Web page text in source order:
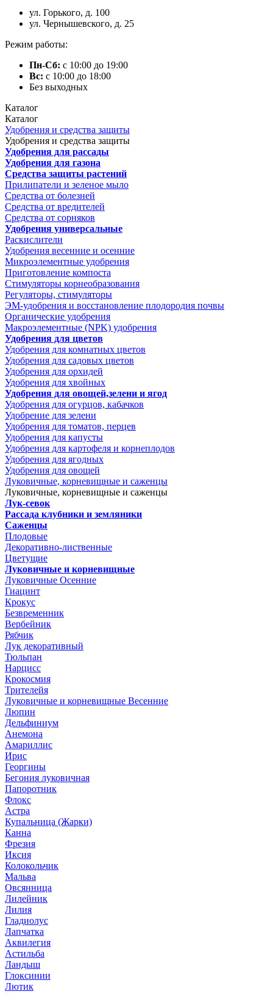
ул. Горького, д. 100
ул. Чернышевского, д. 25
Режим работы:
Пн-Сб: с 10:00 до 19:00
Вс: с 10:00 до 18:00
Без выходных
Каталог
Каталог
Удобрения и средства защиты
Удобрения и средства защиты
Удобрения для рассады
Удобрения для газона
Средства защиты растений
Прилипатели и зеленое мыло
Средства от болезней
Средства от вредителей
Средства от сорняков
Удобрения универсальные
Раскислители
Удобрения весенние и осенние
Микроэлементные удобрения
Приготовление компоста
Стимуляторы корнеобразования
Регуляторы, стимуляторы
ЭМ-удобрения и восстановление плодородия почвы
Органические удобрения
Макроэлементные (NPK) удобрения
Удобрения для цветов
Удобрения для комнатных цветов
Удобрения для садовых цветов
Удобрения для орхидей
Удобрения для хвойных
Удобрения для овощей,зелени и ягод
Удобрения для огурцов, кабачков
Удобрение для зелени
Удобрения для томатов, перцев
Удобрения для капусты
Удобрения для картофеля и корнеплодов
Удобрения для ягодных
Удобрения для овощей
Луковичные, корневищные и саженцы
Луковичные, корневищные и саженцы
Лук-севок
Рассада клубники и земляники
Саженцы
Плодовые
Декоративно-лиственные
Цветущие
Луковичные и корневищные
Луковичные Осенние
Гиацинт
Крокус
Безвременник
Вербейник
Рябчик
Лук декоративный
Тюльпан
Нарцисс
Крокосмия
Трителейя
Луковичные и корневищные Весенние
Люпин
Дельфиниум
Анемона
Амариллис
Ирис
Георгины
Бегония луковичная
Папоротник
Флокс
Астра
Купальница (Жарки)
Канна
Фрезия
Иксия
Колокольчик
Мальва
Овсянница
Лилейник
Лилия
Гладиолус
Лапчатка
Аквилегия
Астильба
Ландыш
Глоксинии
Лютик